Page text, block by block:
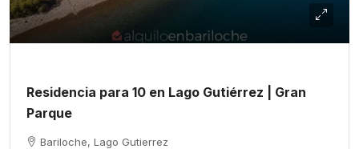
Residencia para 10 en Lago Gutiérrez | Gran
Parque
Bariloche, Lago Gutierrez